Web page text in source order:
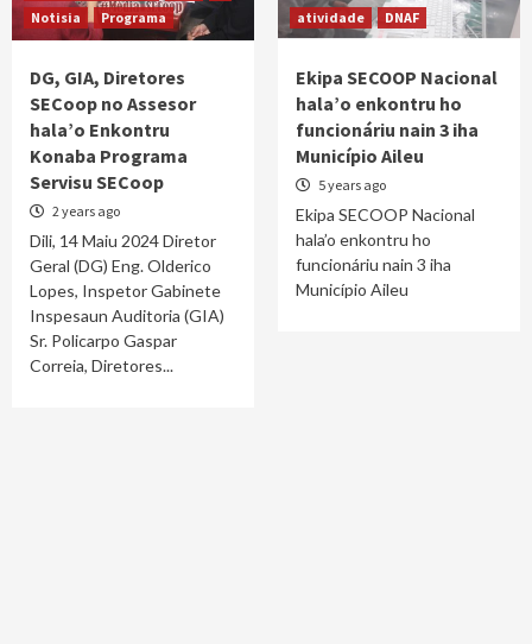
Notisia
Programa
DG, GIA, Diretores
SECoop no Assesor
hala’o Enkontru
Konaba Programa
Servisu SECoop
2 years ago
Dili, 14 Maiu 2024 Diretor
Geral (DG) Eng. Olderico
Lopes, Inspetor Gabinete
Inspesaun Auditoria (GIA)
Sr. Policarpo Gaspar
Correia, Diretores...
atividade DNAF
Ekipa SECOOP Nacional
hala’o enkontru ho
funcionáriu nain 3 iha
Município Aileu
5 years ago
Ekipa SECOOP Nacional
hala’o enkontru ho
funcionáriu nain 3 iha
Município Aileu